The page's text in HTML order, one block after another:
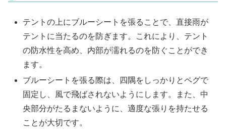
テントの上にブルーシートを張ることで、直接雨が
テントに当たるのを防ぎます。これにより、テント
の防水性を高め、内部が濡れるのを防ぐことができ
ます。
ブルーシートを張る際は、四隅をしっかりとペグで
固定し、風で飛ばされないようにします。また、中
央部分がたるまないように、適度な張りを持たせる
ことが大切です。